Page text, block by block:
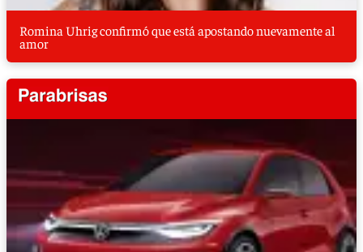
Romina Uhrig confirmó que está apostando nuevamente al
amor